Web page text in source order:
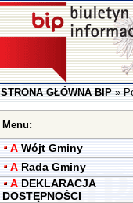
STRONA GŁÓWNA BIP»
Menu:
A Wójt Gminy
A Rada Gminy
A DEKLARACJA
DOSTĘPNOŚCI